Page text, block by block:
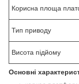
Корисна площа
Тип приводу
Висота підйому
Основні